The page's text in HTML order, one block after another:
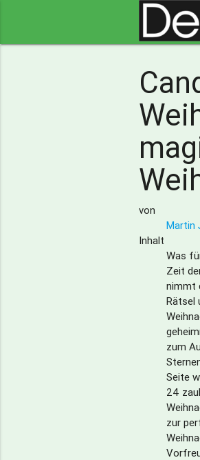
von
Martin
Inhalt
Was
Zeit
nimmt
Rätsel
zum
Seite
24
zur